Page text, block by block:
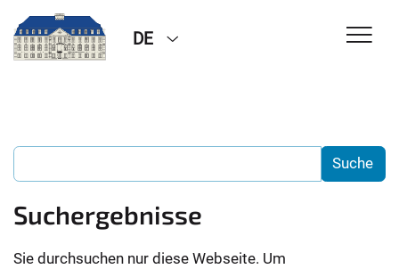
DE
Suchergebnisse
Sie durchsuchen nur diese Webseite. Um